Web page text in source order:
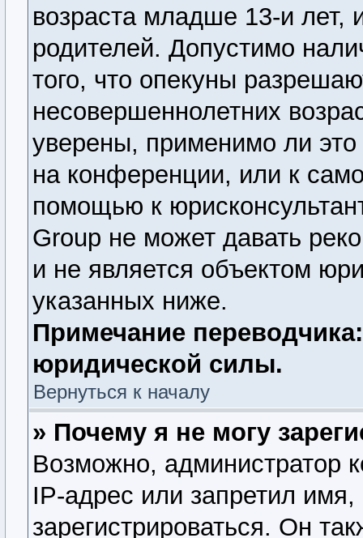
возраста младше 13-и лет,
родителей. Допустимо
того, что опекуны
несовершеннолетних
уверены, применимо ли
на конференции, или к
помощью к
Group не может давать
и не является объектом
указанных ниже.
Примечание
юридической силы.
Вернуться к началу
» Почему я не могу
Возможно, администратор
IP-адрес или запретил
зарегистрироваться. Он